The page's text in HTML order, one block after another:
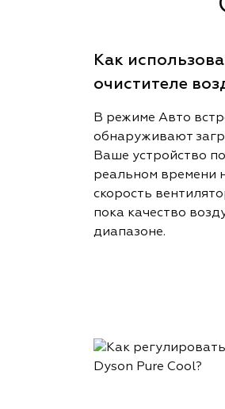
Как
очистителе
В режиме Авто
обнаруживают
Ваше устройство
реальном времени
скорость
пока качество
диапазоне.